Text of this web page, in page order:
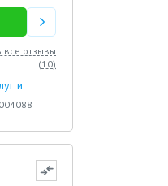
все отзывы
(10)
и